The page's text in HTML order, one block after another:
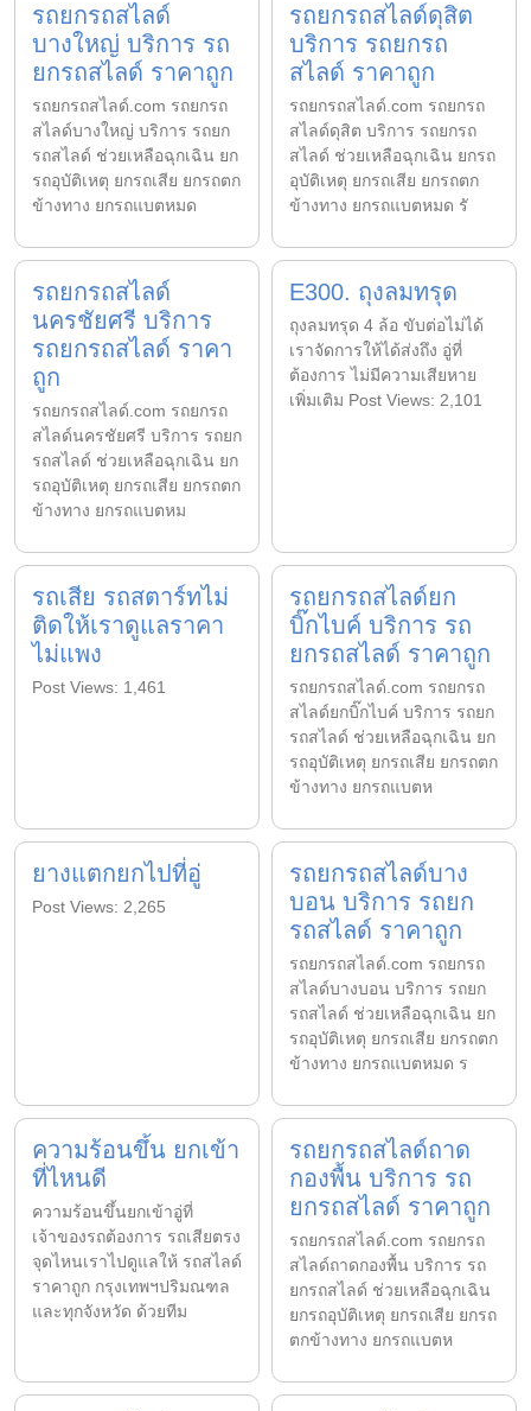
รถยกรถสไลด์
บางใหญ่ บริการ รถ
ยกรถสไลด์ ราคาถูก
รถยกรถสไลด์.com รถยกรถ
สไลด์บางใหญ่ บริการ รถยก
รถสไลด์ ช่วยเหลือฉุกเฉิน ยก
รถอุบัติเหตุ ยกรถเสีย ยกรถตก
ข้างทาง ยกรถแบตหมด
รถยกรถสไลด์ดุสิต
บริการ รถยกรถ
สไลด์ ราคาถูก
รถยกรถสไลด์.com รถยกรถ
สไลด์ดุสิต บริการ รถยกรถ
สไลด์ ช่วยเหลือฉุกเฉิน ยกรถ
อุบัติเหตุ ยกรถเสีย ยกรถตก
ข้างทาง ยกรถแบตหมด รั
รถยกรถสไลด์
นครชัยศรี บริการ
รถยกรถสไลด์ ราคา
ถูก
รถยกรถสไลด์.com รถยกรถ
สไลด์นครชัยศรี บริการ รถยก
รถสไลด์ ช่วยเหลือฉุกเฉิน ยก
รถอุบัติเหตุ ยกรถเสีย ยกรถตก
ข้างทาง ยกรถแบตหม
E300. ถุงลมทรุด
ถุงลมทรุด 4 ล้อ ขับต่อไม่ได้
เราจัดการให้ได้ส่งถึง อู่ที่
ต้องการ ไม่มีความเสียหาย
เพิ่มเติม Post Views: 2,101
รถเสีย รถสตาร์ทไม่
ติดให้เราดูแลราคา
ไม่แพง
Post Views: 1,461
รถยกรถสไลด์ยก
บิ๊กไบค์ บริการ รถ
ยกรถสไลด์ ราคาถูก
รถยกรถสไลด์.com รถยกรถ
สไลด์ยกบิ๊กไบค์ บริการ รถยก
รถสไลด์ ช่วยเหลือฉุกเฉิน ยก
รถอุบัติเหตุ ยกรถเสีย ยกรถตก
ข้างทาง ยกรถแบตห
ยางแตกยกไปที่อู่
Post Views: 2,265
รถยกรถสไลด์บาง
บอน บริการ รถยก
รถสไลด์ ราคาถูก
รถยกรถสไลด์.com รถยกรถ
สไลด์บางบอน บริการ รถยก
รถสไลด์ ช่วยเหลือฉุกเฉิน ยก
รถอุบัติเหตุ ยกรถเสีย ยกรถตก
ข้างทาง ยกรถแบตหมด ร
ความร้อนขึ้น ยกเข้า
ที่ไหนดี
ความร้อนขึ้นยกเข้าอู่ที่
เจ้าของรถต้องการ รถเสียตรง
จุดไหนเราไปดูแลให้ รถสไลด์
ราคาถูก กรุงเทพฯปริมณฑล
และทุกจังหวัด ด้วยทีม
รถยกรถสไลด์ถาด
กองพื้น บริการ รถ
ยกรถสไลด์ ราคาถูก
รถยกรถสไลด์.com รถยกรถ
สไลด์ถาดกองพื้น บริการ รถ
ยกรถสไลด์ ช่วยเหลือฉุกเฉิน
ยกรถอุบัติเหตุ ยกรถเสีย ยกรถ
ตกข้างทาง ยกรถแบตห